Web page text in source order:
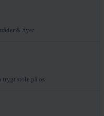
& byer
trygt stole på os